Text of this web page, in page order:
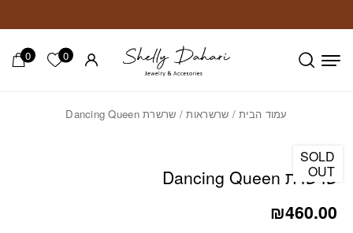
0 הרשימה
0
עמוד הבית/ שרשראות/ שרשרת Dancing Queen
שרשרת Dancing Queen
₪460.00
SOLD
OUT